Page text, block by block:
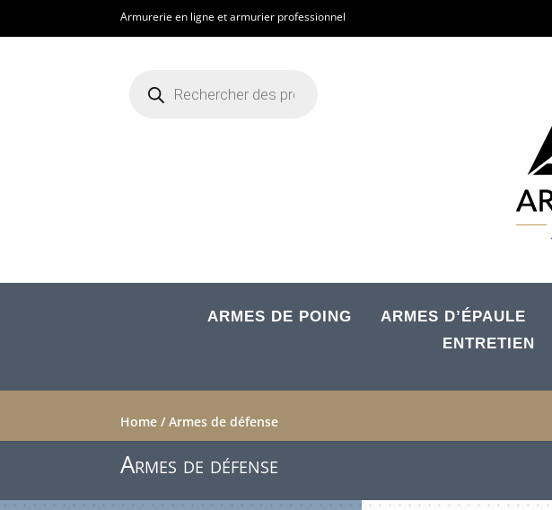
Armurerie en ligne et armurier professionnel
produits
ARMES DE POING ARMES D’ÉPAULE
ENTRETIEN
Home / Armes de défense
Armes de défense